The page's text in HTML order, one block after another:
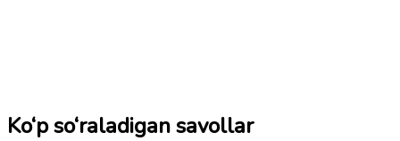
Ko‘p so‘raladigan savollar